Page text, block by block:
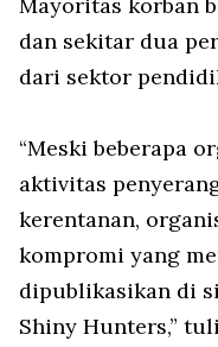
Mayoritas korban
dan sekitar dua
dari sektor
“Meski beberapa
aktivitas
kerentanan,
kompromi yang
dipublikasikan di
Shiny Hunters,”